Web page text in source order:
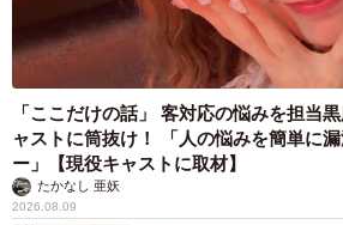
「ここだけの話」 客対応の悩みを担当
ャストに筒抜け！ 「人の悩みを簡単に漏洩するとか、サイテ
ー」【現役キャストに取材】
たかなし 亜妖
2026.08.09